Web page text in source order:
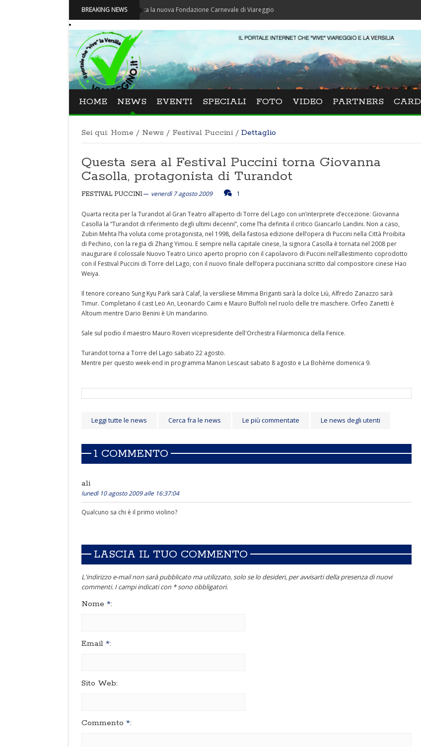
BREAKING NEWS
Carnevale - Nominata la nuova Fondazione Carnevale di Viareggio
HOME NEWS EVENTI SPECIALI FOTO VIDEO PARTNERS CARD
Sei qui: Home / News / Festival Puccini / Dettaglio
Questa sera al Festival Puccini torna Giovanna
Casolla, protagonista di Turandot
FESTIVAL PUCCINI venerdì 7 agosto 2009 1
Quarta recita per la Turandot al Gran Teatro all’aperto di Torre del Lago con un’interprete d’eccezione: Giovanna
Casolla la “Turandot di riferimento degli ultimi decenni”, come l’ha definita il critico Giancarlo Landini. Non a caso,
Zubin Mehta l’ha voluta come protagonista, nel 1998, della fastosa edizione dell’opera di Puccini nella Città Proibita
di Pechino, con la regia di Zhang Yimou. E sempre nella capitale cinese, la signora Casolla è tornata nel 2008 per
inaugurare il colossale Nuovo Teatro Lirico aperto proprio con il capolavoro di Puccini nell’allestimento coprodotto
con il Festival Puccini di Torre del Lago, con il nuovo finale dell’opera pucciniana scritto dal compositore cinese Hao
Weiya.
Il tenore coreano Sung Kyu Park sarà Calaf, la versiliese Mimma Briganti sarà la dolce Liù, Alfredo Zanazzo sarà
Timur. Completano il cast Leo An, Leonardo Caimi e Mauro Buffoli nel ruolo delle tre maschere. Orfeo Zanetti è
Altoum mentre Dario Benini è Un mandarino.
Sale sul podio il maestro Mauro Roveri vicepresidente dell'Orchestra Filarmonica della Fenice.
Turandot torna a Torre del Lago sabato 22 agosto.
Mentre per questo week-end in programma Manon Lescaut sabato 8 agosto e La Bohème domenica 9.
Leggi tutte le news Cerca fra le news Le più commentate Le news degli utenti
1 COMMENTO
ali
lunedì 10 agosto 2009 alle 16:37:04
Qualcuno sa chi è il primo violino?
LASCIA IL TUO COMMENTO
L'indirizzo e-mail non sarà pubblicato ma utilizzato, solo se lo desideri, per avvisarti della presenza di nuovi
commenti. I campi indicati con * sono obbligatori.
Nome *:
Email *:
Sito Web:
Commento *: